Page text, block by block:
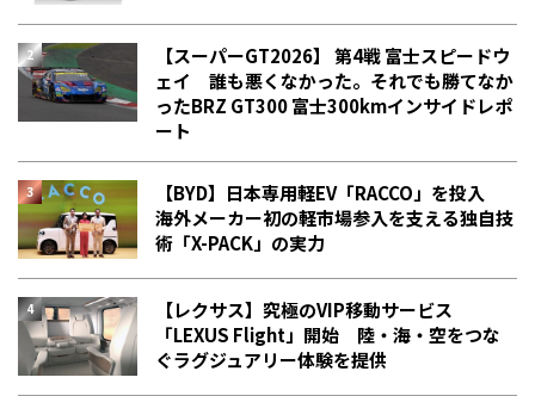
【スーパーGT2026】 第4戦 富士スピードウ
ェイ 誰も悪くなかった。それでも勝てなか
った――BRZ GT300 富士300kmインサイドレポ
ート
【BYD】日本専用軽EV「RACCO」を投入
海外メーカー初の軽市場参入を支える独自技
術「X-PACK」の実力
【レクサス】究極のVIP移動サービス
「LEXUS Flight」開始 陸・海・空をつな
ぐラグジュアリー体験を提供